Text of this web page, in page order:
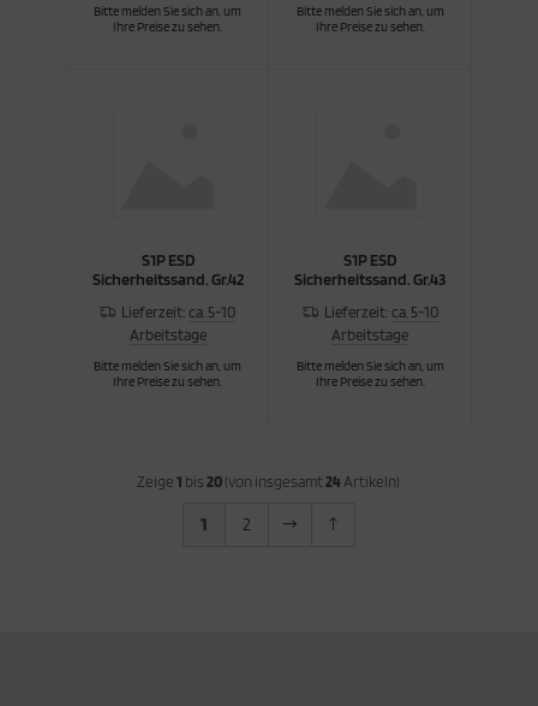
Bitte melden Sie sich an, um
Ihre Preise zu sehen.
Bitte melden Sie sich an, um
Ihre Preise zu sehen.
S1P ESD
Sicherheitssand. Gr.42
Lieferzeit: ca. 5-10
Arbeitstage
Bitte melden Sie sich an, um
Ihre Preise zu sehen.
S1P ESD
Sicherheitssand. Gr.43
Lieferzeit: ca. 5-10
Arbeitstage
Bitte melden Sie sich an, um
Ihre Preise zu sehen.
Zeige1 bis20 (von insgesamt24Artikeln)
1 2